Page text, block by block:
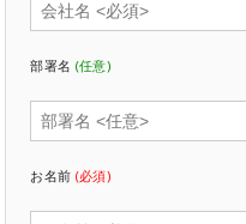
部署名 (任意)
お名前 (必須)